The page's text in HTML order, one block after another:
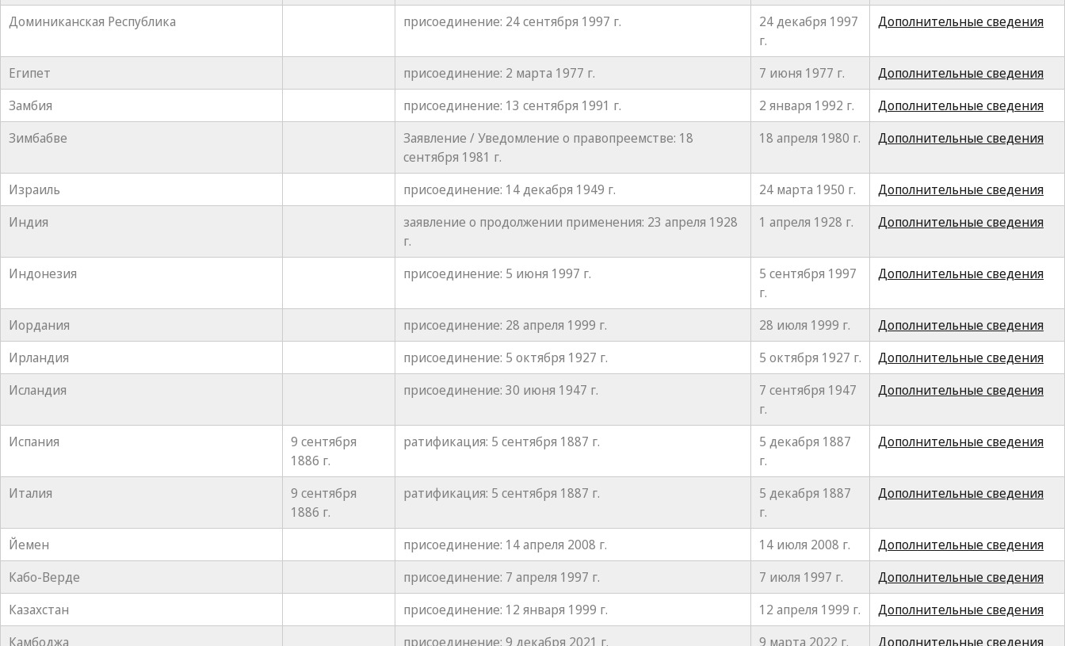
Доминиканская Республика
присоединение: 24 сентября 1997 г.
24 декабря 1997
г.
Дополнительные сведения
Египет присоединение: 2 марта 1977 г. 7 июня 1977 г.
Дополнительные сведения
Замбия
присоединение: 13 сентября 1991 г. 2 января 1992 г.
Дополнительные сведения
Зимбабве
Заявление / Уведомление о правопреемстве: 18
сентября 1981 г.
18 апреля 1980 г. Дополнительные сведения
Израиль присоединение: 14 декабря 1949 г. 24 марта 1950 г.
Дополнительные сведения
Индия
заявление о продолжении применения: 23 апреля 1928
г.
1 апреля 1928 г. Дополнительные сведения
Индонезия присоединение: 5 июня 1997 г.
5 сентября 1997
г.
Дополнительные сведения
Иордания присоединение: 28 апреля 1999 г. 28 июля 1999 г.
Дополнительные сведения
Ирландия
присоединение: 5 октября 1927 г. 5 октября 1927 г.
Дополнительные сведения
Исландия
присоединение: 30 июня 1947 г.
7 сентября 1947
г.
Дополнительные сведения
Испания
9 сентября
1886 г.
ратификация: 5 сентября 1887 г.
5 декабря 1887
г.
Дополнительные сведения
Италия
9 сентября
1886 г.
ратификация: 5 сентября 1887 г.
5 декабря 1887
г.
Дополнительные сведения
Йемен присоединение: 14 апреля 2008 г. 14 июля 2008 г.
Дополнительные сведения
Кабо-Верде
присоединение: 7 апреля 1997 г. 7 июля 1997 г.
Дополнительные сведения
Казахстан
присоединение: 12 января 1999 г. 12 апреля 1999 г.
Дополнительные сведения
Камбоджа
присоединение: 9 декабря 2021 г. 9 марта 2022 г. Дополнительные сведения